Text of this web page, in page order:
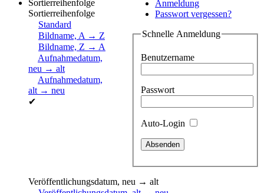
Anmeldung
Passwort vergessen?
Schnelle Anmeldung
Benutzername
Passwort
Auto-Login
Sortierreihenfolge
Sortierreihenfolge
Standard
Bildname, A → Z
Bildname, Z → A
Aufnahmedatum,
neu → alt
Aufnahmedatum,
alt → neu
✔
Veröffentlichungsdatum, neu → alt